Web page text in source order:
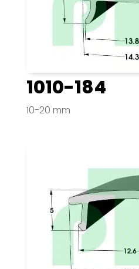
1010-184
10-20 mm